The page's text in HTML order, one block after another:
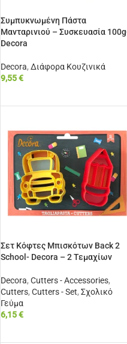
Συμπυκνωμένη Πάστα
Μανταρινιού – Συσκευασία
Decora
Decora, Διάφορα Κουζινικά
9,55€
Σετ Κόφτες Μπισκότων Back 2
School- Decora – 2 Τεμαχίων
Decora, Cutters - Accessories,
Cutters, Cutters - Set, Σχολικό
Γεύμα
6,15€